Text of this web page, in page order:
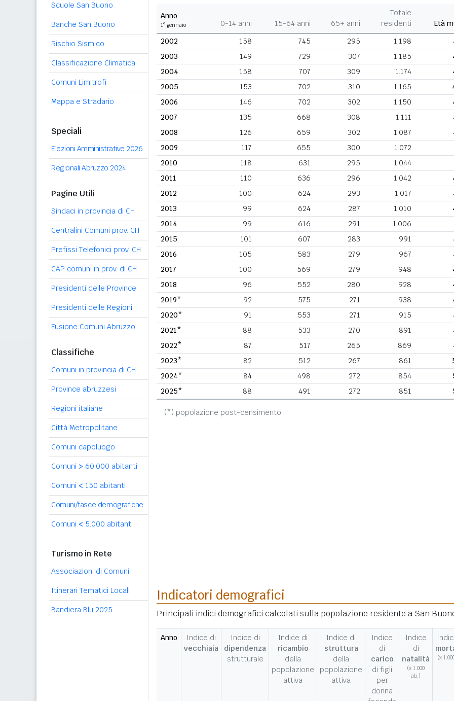
Scuole San Buono
Banche San Buono
Rischio Sismico
Classificazione Climatica
Comuni Limitrofi
Mappa e Stradario
Speciali
Elezioni Amministrative 2026
Regionali Abruzzo 2024
Pagine Utili
Sindaci in provincia di CH
Centralini Comuni prov. CH
Prefissi Telefonici prov. CH
CAP comuni in prov. di CH
Presidenti delle Province
Presidenti delle Regioni
Fusione Comuni Abruzzo
Classifiche
Comuni in provincia di CH
Province abruzzesi
Regioni italiane
Città Metropolitane
Comuni capoluogo
Comuni > 60.000 abitanti
Comuni < 150 abitanti
Comuni/fasce demografiche
Comuni < 5.000 abitanti
Turismo in Rete
Associazioni di Comuni
Itinerari Tematici Locali
Bandiera Blu 2025
Anno
1° gennaio 0-14 anni 15-64 anni 65+ anni
Totale
residenti
Età
2002
158 745 295 1.198
2003
149 729 307 1.185
2004
158 707 309 1.174
2005
153 702 310 1.165
2006
146 702 302 1.150
2007
135 668 308 1.111
2008
126 659 302 1.087
2009
117 655 300
1.072
2010
118 631 295 1.044
2011
110 636 296 1.042
2012
100 624 293 1.017
2013
99 624 287 1.010
2014
99 616 291 1.006
2015
101 607 283 991
2016
105 583 279 967
2017
100 569 279 948
2018
96 552 280 928
2019*
92 575 271 938
2020*
91 553 271 915
2021*
88 533 270 891
2022*
87 517 265 869
2023*
82 512 267 861
2024*
84 498 272 854
2025*
88 491 272 851
(*) popolazione post-censimento
Indicatori demografici
Principali indici demografici calcolati sulla popolazione residente a San
Anno
Indice di
vecchiaia
Indice di
dipendenza
strutturale
Indice di
ricambio
della
popolazione
attiva
Indice di
struttura
della
popolazione
attiva
Indice
di
carico
di figli
per
donna
Indice
di
natalità
(x 1.000
ab.)
(x